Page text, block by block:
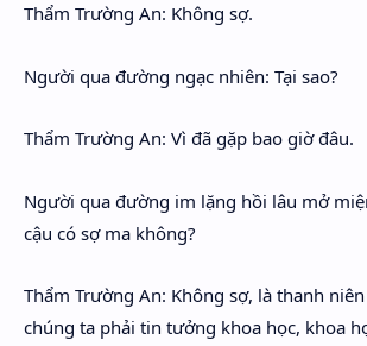
Thẩm Trường An: Không sợ.
Người qua đường ngạc nhiên: Tại sao?
Thẩm Trường An: Vì đã gặp bao giờ đâu.
Người qua đường im lặng hồi lâu mở
cậu có sợ ma không?
Thẩm Trường An: Không sợ, là thanh
chúng ta phải tin tưởng khoa học, khoa